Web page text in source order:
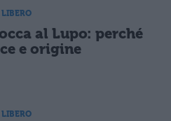
al Lupo: perché
e origine